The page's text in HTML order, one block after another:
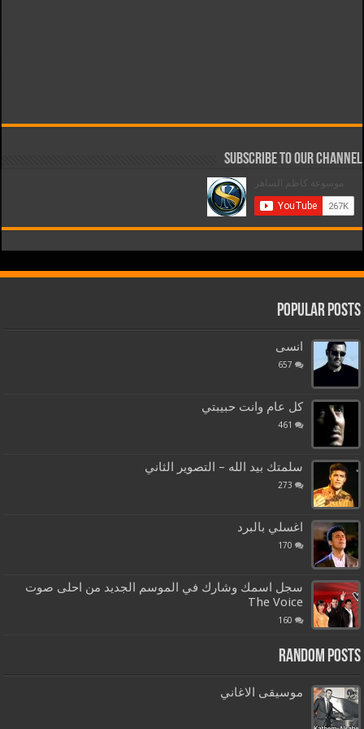
Subscribe to our Channel
Popular Posts
انسى
657
كل عام وانت حبيبتي
461
سلمتك بيد الله – التصوير الثاني
273
اغسلي بالبرد
170
سجل اسمك وشارك في الموسم الجديد من احلى صوت
The Voice
160
Random Posts
موسيقى الاغاني